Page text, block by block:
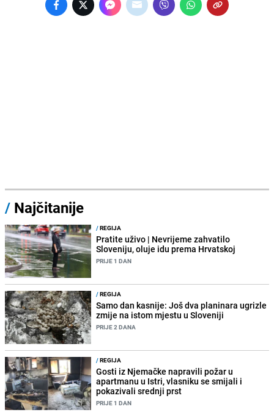
/ Najčitanije
/REGIJA
Pratite uživo | Nevrijeme zahvatilo
Sloveniju, oluje idu prema Hrvatskoj
PRIJE 1 DAN
/REGIJA
Samo dan kasnije: Još dva planinara ugrizle
zmije na istom mjestu u Sloveniji
PRIJE 2 DANA
/REGIJA
Gosti iz Njemačke napravili požar u
apartmanu u Istri, vlasniku se smijali i
pokazivali srednji prst
PRIJE 1 DAN